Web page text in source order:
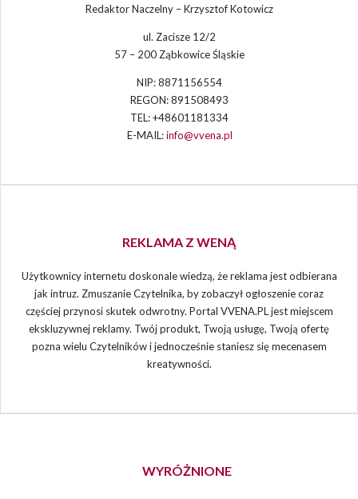
Redaktor Naczelny – Krzysztof Kotowicz
ul. Zacisze 12/2
57 – 200 Ząbkowice Śląskie
NIP: 8871156554
REGON: 891508493
TEL: +48601181334
E-MAIL:info@vvena.pl
REKLAMA Z WENĄ
Użytkownicy internetu doskonale wiedzą, że reklama jest odbierana
jak intruz. Zmuszanie Czytelnika, by zobaczył ogłoszenie coraz
częściej przynosi skutek odwrotny. Portal VVENA.PL jest miejscem
ekskluzywnej reklamy. Twój produkt, Twoją usługę, Twoją ofertę
pozna wielu Czytelników i jednocześnie staniesz się mecenasem
kreatywności.
WYRÓŻNIONE